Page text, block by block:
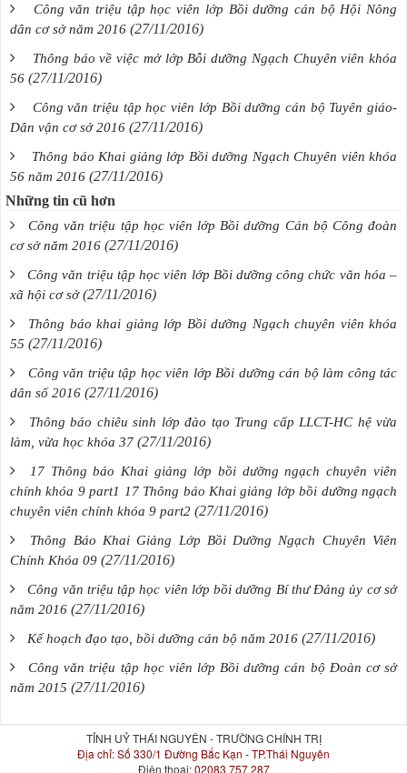
Công văn triệu tập học viên lớp Bồi dưỡng cán bộ Hội Nông
dân cơ sở năm 2016 (27/11/2016)
Thông báo về việc mở lớp Bỗi dưỡng Ngạch Chuyên viên khóa
56 (27/11/2016)
Công văn triệu tập học viên lớp Bồi dưỡng cán bộ Tuyên giáo-
Dân vận cơ sở 2016 (27/11/2016)
Thông báo Khai giảng lớp Bồi dưỡng Ngạch Chuyên viên khóa
56 năm 2016 (27/11/2016)
Những tin cũ hơn
Công văn triệu tập học viên lớp Bồi dưỡng Cán bộ Công đoàn
cơ sở năm 2016 (27/11/2016)
Công văn triệu tập học viên lớp Bồi dưỡng công chức văn hóa –
xã hội cơ sở (27/11/2016)
Thông báo khai giảng lớp Bồi dưỡng Ngạch chuyên viên khóa
55 (27/11/2016)
Công văn triệu tập học viên lớp Bồi dưỡng cán bộ làm công tác
dân số 2016 (27/11/2016)
Thông báo chiêu sinh lớp đào tạo Trung cấp LLCT-HC hệ vừa
làm, vừa học khóa 37 (27/11/2016)
17 Thông báo Khai giảng lớp bồi dưỡng ngạch chuyên viên
chính khóa 9 part1 17 Thông báo Khai giảng lớp bồi dưỡng ngạch
chuyên viên chính khóa 9 part2 (27/11/2016)
Thông Báo Khai Giảng Lớp Bồi Dưỡng Ngạch Chuyên Viên
Chính Khóa 09 (27/11/2016)
Công văn triệu tập học viên lớp bồi dưỡng Bí thư Đảng ủy cơ sở
năm 2016 (27/11/2016)
Kế hoạch đạo tạo, bồi dưỡng cán bộ năm 2016 (27/11/2016)
Công văn triệu tập học viên lớp Bồi dưỡng cán bộ Đoàn cơ sở
năm 2015 (27/11/2016)
TỈNH UỶ THÁI NGUYÊN - TRƯỜNG CHÍNH TRỊ
Địa chỉ:Số 330/1 Đường Bắc Kạn - TP.Thái Nguyên
Điện thoại:02083 757 287